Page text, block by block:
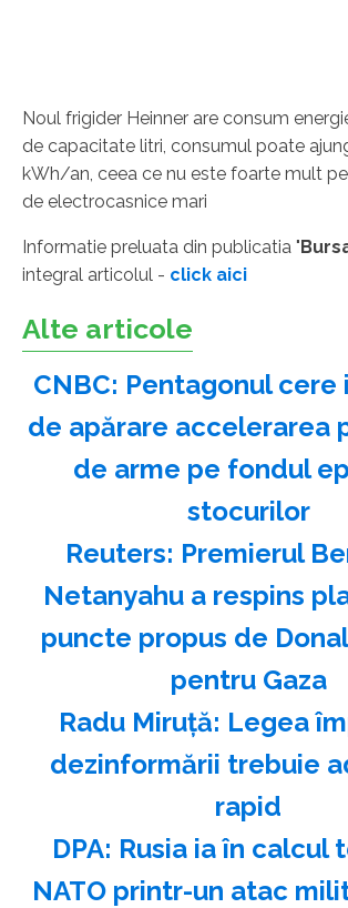
Noul frigider Heinner are consum
de capacitate litri, consumul poate
kWh/an, ceea ce nu este foarte mult
de electrocasnice mari
Informatie preluata din publicatia "
integral articolul - click aici
Alte articole
CNBC: Pentagonul
de apărare accelerarea
de arme pe fondul
stocurilor
Reuters: Premierul
Netanyahu a respins
puncte propus de
pentru Gaza
Radu Miruţă: Legea
dezinformării trebuie
rapid
DPA: Rusia ia în calcul
NATO printr-un atac